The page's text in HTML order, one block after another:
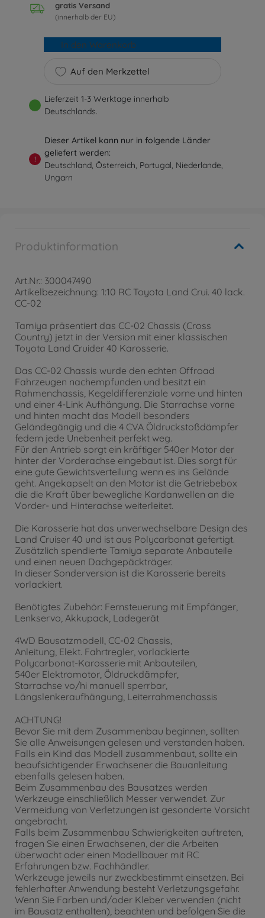
gratis Versand
(innerhalb der EU)
Auf den Merkzettel
In den Warenkorb
Lieferzeit 1-3 Werktage innerhalb
Deutschlands.
!
Dieser Artikel kann nur in folgende Länder
geliefert werden:
Deutschland, Österreich, Portugal, Niederlande,
Ungarn
Produktinformation
Art.Nr.: 300047490
Artikelbezeichnung: 1:10 RC Toyota Land Crui. 40 lack.
CC-02
Tamiya präsentiert das CC-02 Chassis (Cross
Country) jetzt in der Version mit einer klassischen
Toyota Land Cruider 40 Karosserie.
Das CC-02 Chassis wurde den echten Offroad
Fahrzeugen nachempfunden und besitzt ein
Rahmenchassis, Kegeldifferenziale vorne und hinten
und einer 4-Link Aufhängung. Die Starrachse vorne
und hinten macht das Modell besonders
Geländegängig und die 4 CVA Öldruckstoßdämpfer
federn jede Unebenheit perfekt weg.
Für den Antrieb sorgt ein kräftiger 540er Motor der
hinter der Vorderachse eingebaut ist. Dies sorgt für
eine gute Gewichtsverteilung wenn es ins Gelände
geht. Angekapselt an den Motor ist die Getriebebox
die die Kraft über bewegliche Kardanwellen an die
Vorder- und Hinterachse weiterleitet.
Die Karosserie hat das unverwechselbare Design des
Land Cruiser 40 und ist aus Polycarbonat gefertigt.
Zusätzlich spendierte Tamiya separate Anbauteile
und einen neuen Dachgepäckträger.
In dieser Sonderversion ist die Karosserie bereits
vorlackiert.
Benötigtes Zubehör: Fernsteuerung mit Empfänger,
Lenkservo, Akkupack, Ladegerät
4WD Bausatzmodell, CC-02 Chassis,
Anleitung, Elekt. Fahrtregler, vorlackierte
Polycarbonat-Karosserie mit Anbauteilen,
540er Elektromotor, Öldruckdämpfer,
Starrachse vo/hi manuell sperrbar,
Längslenkeraufhängung, Leiterrahmenchassis
ACHTUNG!
Bevor Sie mit dem Zusammenbau beginnen, sollten
Sie alle Anweisungen gelesen und verstanden haben.
Falls ein Kind das Modell zusammenbaut, sollte ein
beaufsichtigender Erwachsener die Bauanleitung
ebenfalls gelesen haben.
Beim Zusammenbau des Bausatzes werden
Werkzeuge einschließlich Messer verwendet. Zur
Vermeidung von Verletzungen ist gesonderte Vorsicht
angebracht.
Falls beim Zusammenbau Schwierigkeiten auftreten,
fragen Sie einen Erwachsenen, der die Arbeiten
überwacht oder einen Modellbauer mit RC
Erfahrungen bzw. Fachhändler.
Werkzeuge jeweils nur zweckbestimmt einsetzen. Bei
fehlerhafter Anwendung besteht Verletzungsgefahr.
Wenn Sie Farben und/oder Kleber verwenden (nicht
im Bausatz enthalten), beachten und befolgen Sie die